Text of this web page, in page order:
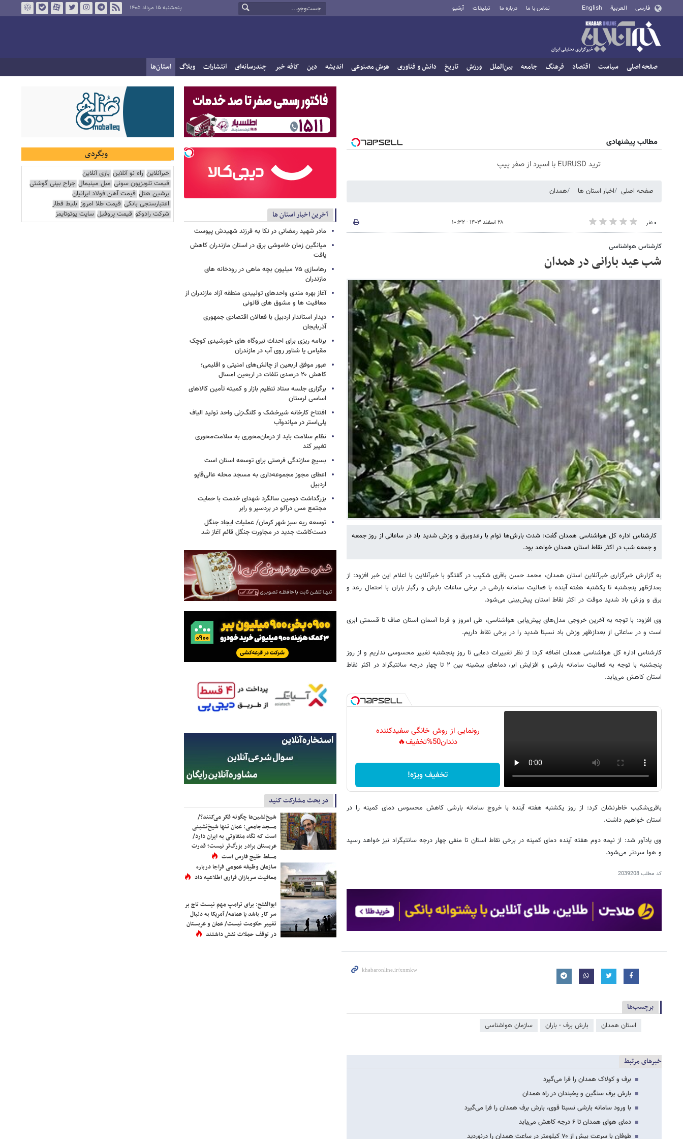
فارسی العربية English تماس با ما درباره ما تبلیغات آرشیو پنجشنبه ۱۵ مرداد ۱۴۰۵
صفحه اصلی سیاست اقتصاد فرهنگ جامعه بین‌الملل ورزش تاریخ دانش و فناوری هوش مصنوعی اندیشه دین کافه خبر چندرسانه‌ای انتشارات وبلاگ استان‌ها
مطالب پیشنهادی
ترید EURUSD با اسپرد از صفر پیپ
صفحه اصلی اخبار استان ها همدان
۰ نفر ۲۸ اسفند ۱۴۰۳ - ۱۰:۳۲
کارشناس هواشناسی
شب عید بارانی در همدان
کارشناس اداره کل هواشناسی همدان گفت: شدت بارش‌ها توام با رعدوبرق و وزش شدید باد در ساعاتی از روز جمعه
و جمعه شب در اکثر نقاط استان همدان خواهد بود.
به گزارش خبرگزاری خبرآنلاین استان همدان، محمد حسن باقری شکیب در گفتگو با خبرآنلاین با اعلام این خبر افزود: از
بعدازظهر پنجشنبه تا یکشنبه هفته آینده با فعالیت سامانه بارشی در برخی ساعات بارش و رگبار باران با احتمال رعد و
برق و وزش باد شدید موقت در اکثر نقاط استان پیش‌بینی می‌شود.
وی افزود: با توجه به آخرین خروجی مدل‌های پیش‌یابی هواشناسی، طی امروز و فردا آسمان استان صاف تا قسمتی ابری
است و در ساعاتی از بعدازظهر وزش باد نسبتا شدید را در برخی نقاط داریم.
کارشناس اداره کل هواشناسی همدان اضافه کرد: از نظر تغییرات دمایی تا روز پنجشنبه تغییر محسوسی نداریم و از روز
پنجشنبه با توجه به فعالیت سامانه بارشی و افزایش ابر، دماهای بیشینه بین ۲ تا چهار درجه سانتیگراد در اکثر نقاط
استان کاهش می‌یابد.
رونمایی از روش خانگی سفیدکننده
دندان50%تخفیف🔥
تخفیف ویژه!
باقری‌شکیب خاطرنشان کرد: از روز یکشنبه هفته آینده با خروج سامانه بارشی کاهش محسوس دمای کمینه را در
استان خواهیم داشت.
وی یادآور شد: از نیمه دوم هفته آینده دمای کمینه در برخی نقاط استان تا منفی چهار درجه سانتیگراد نیز خواهد رسید
و هوا سردتر می‌شود.
کد مطلب2039208
برچسب‌ها
استان همدان بارش برف - باران سازمان هواشناسی
خبرهای مرتبط
برف و کولاک همدان را فرا می‌گیرد
بارش برف سنگین و یخبندان در راه همدان
با ورود سامانه بارشی نسبتا قوی، بارش برف همدان را فرا می‌گیرد
دمای هوای همدان تا ۶ درجه کاهش می‌یابد
طوفان با سرعت بیش از ۷۰ کیلومتر در ساعت همدان را درنوردید
آخرین اخبار استان ها
مادر شهید رمضانی در نکا به فرزند شهیدش پیوست
میانگین زمان خاموشی برق در استان مازندران کاهش
یافت
رهاسازی ۷۵ میلیون بچه ماهی در رودخانه های
مازندران
آغاز بهره مندی واحدهای تولییدی منطقه آزاد مازندران از
معافیت ها و مشوق های قانونی
دیدار استاندار اردبیل با فعالان اقتصادی جمهوری
آذربایجان
برنامه ریزی برای احداث نیروگاه های خورشیدی کوچک
مقیاس یا شناور روی آب در مازندران
عبور موفق اربعین از چالش‌های امنیتی و اقلیمی؛
کاهش ۲۰ درصدی تلفات در اربعین امسال
برگزاری جلسه ستاد تنظیم بازار و کمیته تأمین کالاهای
اساسی لرستان
افتتاح کارخانه شیرخشک و کلنگ‌زنی واحد تولید الیاف
پلی‌استر در میاندوآب
نظام سلامت باید از درمان‌محوری به سلامت‌محوری
تغییر کند
بسیج سازندگی فرصتی برای توسعه استان است
اعطای مجوز مجموعه‌داری به مسجد محله عالی‌قاپو
اردبیل
بزرگداشت دومین سالگرد شهدای خدمت با حمایت
مجتمع مس درآلو در بردسیر و رابر
توسعه ریه سبز شهر کرمان/ عملیات ایجاد جنگل
دست‌کاشت جدید در مجاورت جنگل قائم آغاز شد
در بحث مشارکت کنید
شیخ‌نشین‌ها چگونه فکر می‌کنند؟/
مسجدجامعی: عمان تنها شیخ‌نشینی
است که نگاه متفاوتی به ایران دارد/
عربستان برادر بزرگ‌تر نیست؛ قدرت
مسلط خلیج فارس است
سازمان وظیفه عمومی فراجا درباره
معافیت سربازان فراری اطلاعیه داد
ابوالفتح: برای ترامپ مهم نیست تاج بر
سر کار باشد یا عمامه/ آمریکا به دنبال
تغییر حکومت نیست/ عمان و عربستان
در توقف حملات نقش داشتند
وبگردی
خبرآنلاین راه نو آنلاین بازی آنلاین
قیمت تلویزیون سونی مبل مینیمال جراح بینی گوشتی
پرشین هتل قیمت آهن فولاد ایرانیان
اعتبارسنجی بانکی قیمت طلا امروز بلیط قطار
شرکت رادوکو قیمت پروفیل سایت یوتوتایمز